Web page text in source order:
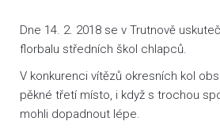
Dne 14. 2. 2018 se v Trutnově
florbalu středních škol chlapců.
V konkurenci vítězů okresních kol
pěkné třetí místo, i když s trochou
mohli dopadnout lépe.